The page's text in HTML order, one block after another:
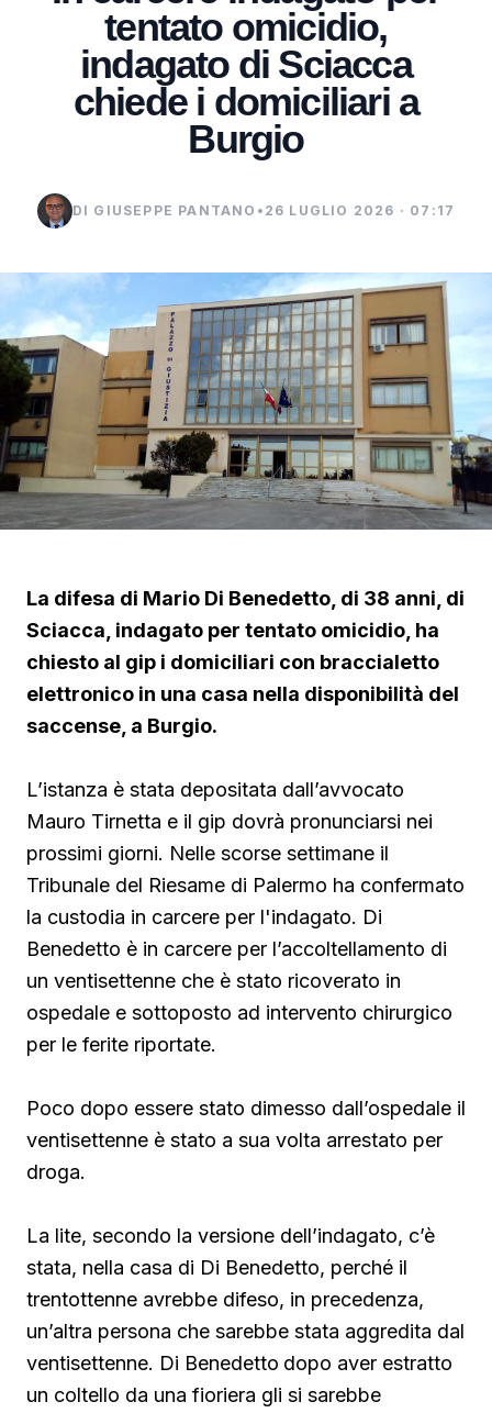
tentato omicidio,
indagato di Sciacca
chiede i domiciliari a
Burgio
DI GIUSEPPE PANTANO • 26 LUGLIO 2026 · 07:17
La difesa di Mario Di Benedetto, di 38 anni, di
Sciacca, indagato per tentato omicidio, ha
chiesto al gip i domiciliari con braccialetto
elettronico in una casa nella disponibilità del
saccense, a Burgio.
L’istanza è stata depositata dall’avvocato
Mauro Tirnetta e il gip dovrà pronunciarsi nei
prossimi giorni. Nelle scorse settimane il
Tribunale del Riesame di Palermo ha confermato
la custodia in carcere per l'indagato. Di
Benedetto è in carcere per l’accoltellamento di
un ventisettenne che è stato ricoverato in
ospedale e sottoposto ad intervento chirurgico
per le ferite riportate.
Poco dopo essere stato dimesso dall’ospedale il
ventisettenne è stato a sua volta arrestato per
droga.
La lite, secondo la versione dell’indagato, c’è
stata, nella casa di Di Benedetto, perché il
trentottenne avrebbe difeso, in precedenza,
un’altra persona che sarebbe stata aggredita dal
ventisettenne. Di Benedetto dopo aver estratto
un coltello da una fioriera gli si sarebbe